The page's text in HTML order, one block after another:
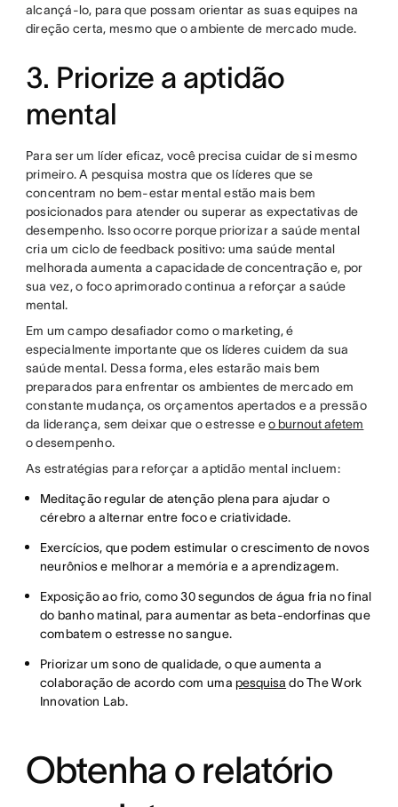
alcançá-lo, para que possam orientar as suas equipes na
direção certa, mesmo que o ambiente de mercado mude.
3. Priorize a aptidão
mental
Para ser um líder eficaz, você precisa cuidar de si mesmo
primeiro. A pesquisa mostra que os líderes que se
concentram no bem-estar mental estão mais bem
posicionados para atender ou superar as expectativas de
desempenho. Isso ocorre porque priorizar a saúde mental
cria um ciclo de feedback positivo: uma saúde mental
melhorada aumenta a capacidade de concentração e, por
sua vez, o foco aprimorado continua a reforçar a saúde
mental.
Em um campo desafiador como o marketing, é
especialmente importante que os líderes cuidem da sua
saúde mental. Dessa forma, eles estarão mais bem
preparados para enfrentar os ambientes de mercado em
constante mudança, os orçamentos apertados e a pressão
da liderança, sem deixar que o estresse eo burnout afetem
o desempenho.
As estratégias para reforçar a aptidão mental incluem:
Meditação regular de atenção plena para ajudar o
cérebro a alternar entre foco e criatividade.
Exercícios, que podem estimular o crescimento de novos
neurônios e melhorar a memória e a aprendizagem.
Exposição ao frio, como 30 segundos de água fria no final
do banho matinal, para aumentar as beta-endorfinas que
combatem o estresse no sangue.
Priorizar um sono de qualidade, o que aumenta a
colaboração de acordo com umapesquisa do The Work
Innovation Lab.
Obtenha o relatório